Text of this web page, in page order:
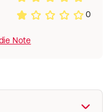
aufbewahren. Vor0
Note